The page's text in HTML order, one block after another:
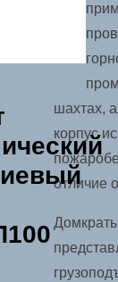
шахтах,
корпус
отличие